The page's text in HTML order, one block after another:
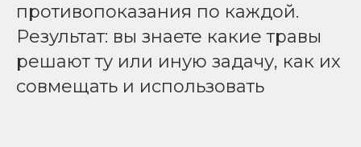
противопоказания по каждой.
Результат: вы знаете какие травы
решают ту или иную задачу, как их
совмещать и использовать